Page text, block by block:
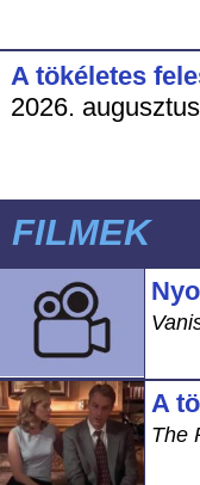
A tökéletes
2026.
FILMEK
A
The